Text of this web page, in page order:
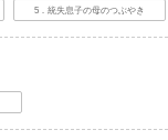
5．統失息子の母のつぶやき